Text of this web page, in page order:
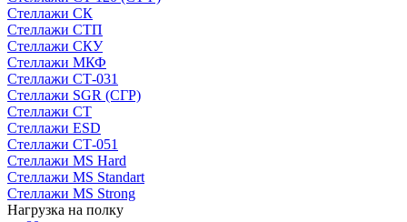
Стеллажи СК
Стеллажи СТП
Стеллажи СКУ
Стеллажи МКФ
Стеллажи СТ-031
Стеллажи SGR (СГР)
Стеллажи СТ
Стеллажи ESD
Стеллажи СТ-051
Стеллажи MS Hard
Стеллажи MS Standart
Стеллажи MS Strong
Нагрузка на полку